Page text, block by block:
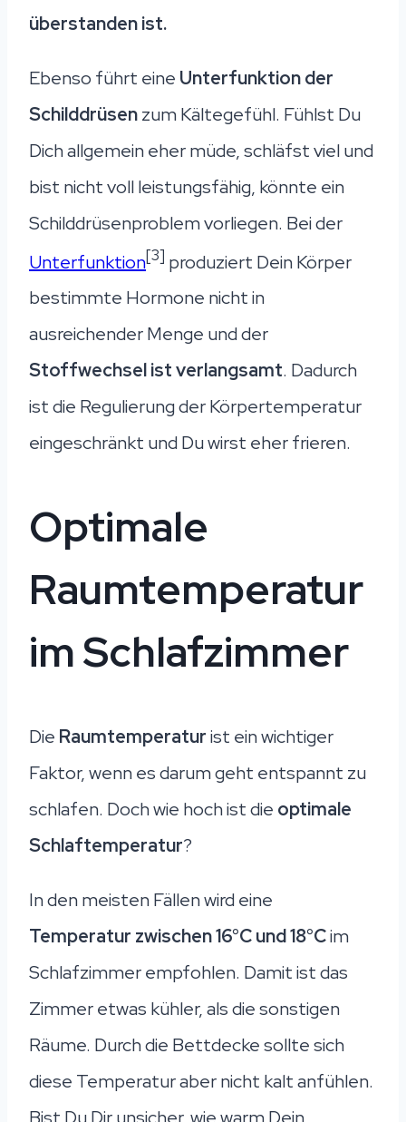
überstanden ist.
Ebenso führt eine Unterfunktion der
Schilddrüsenzum Kältegefühl. Fühlst Du
Dich allgemein eher müde, schläfst viel und
bist nicht voll leistungsfähig, könnte ein
Schilddrüsenproblem vorliegen. Bei der
Unterfunktion[3] produziert Dein Körper
bestimmte Hormone nicht in
ausreichender Menge und der
Stoffwechsel ist verlangsamt. Dadurch
ist die Regulierung der Körpertemperatur
eingeschränkt und Du wirst eher frieren.
Optimale
Raumtemperatur
im Schlafzimmer
Die Raumtemperaturist ein wichtiger
Faktor, wenn es darum geht entspannt zu
schlafen. Doch wie hoch ist die optimale
Schlaftemperatur?
In den meisten Fällen wird eine
Temperatur zwischen 16°C und 18°Cim
Schlafzimmer empfohlen. Damit ist das
Zimmer etwas kühler, als die sonstigen
Räume. Durch die Bettdecke sollte sich
diese Temperatur aber nicht kalt anfühlen.
Bist Du Dir unsicher, wie warm Dein